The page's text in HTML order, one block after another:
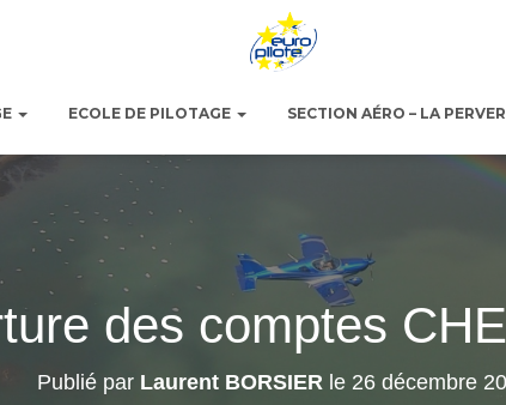
ECOLE DE PILOTAGE SECTION AÉRO – LA
des comptes
Publié par Laurent BORSIERle 26 décembre